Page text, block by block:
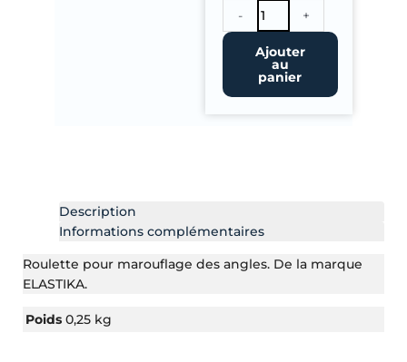
-
quantité
de
Marouflette
+
Ajouter
au
panier
Description
Informations complémentaires
Roulette pour marouflage des angles. De la marque
ELASTIKA.
Poids 0,25 kg